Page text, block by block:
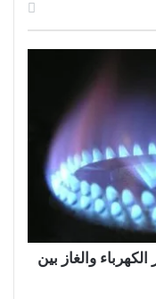
والغاز بين